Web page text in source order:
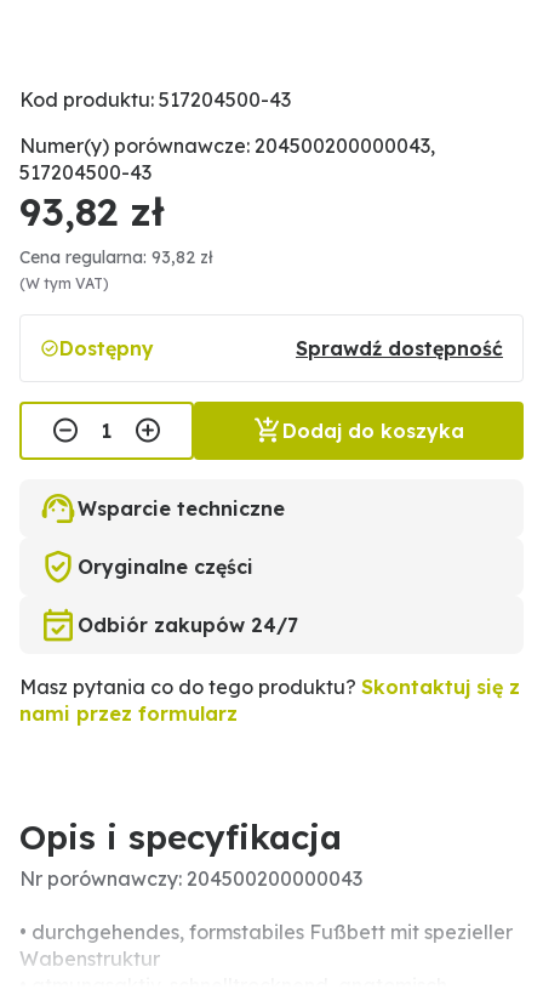
Kod produktu: 517204500-43
Numer(y) porównawcze: 204500200000043,
517204500-43
93,82 zł
Cena regularna: 93,82 zł
(W tym VAT)
Dostępny Sprawdź dostępność
Dodaj do koszyka
Wsparcie techniczne
Oryginalne części
Odbiór zakupów 24/7
Masz pytania co do tego produktu? Skontaktuj się z
nami przez formularz
Opis i specyfikacja
Nr porównawczy: 204500200000043
• durchgehendes, formstabiles Fußbett mit spezieller
Wabenstruktur